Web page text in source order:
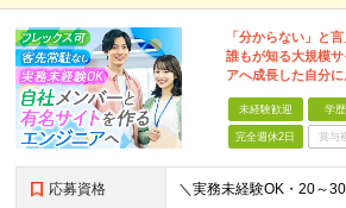
「分からない」と
誰もが知る大規模
アへ成長した自分に
未経験歓迎 学
完全週休2日 賞与
応募資格